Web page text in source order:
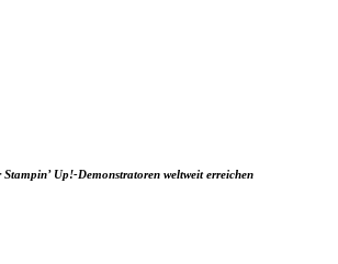
Stampin’ Up!-Demonstratoren weltweit erreichen